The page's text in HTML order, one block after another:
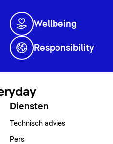
Wellbeing
Responsibility
Diensten
Technisch advies
Pers